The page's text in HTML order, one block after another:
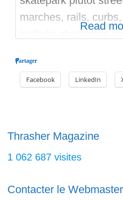
marches, rails,
inclinés et courbes
plutôt street, A coté
Tauziet et de la
notez et commentez!
Read
Partager
Facebook LinkedIn
Thrasher Magazine
1 062 687 visites
Contacter le Webmaster